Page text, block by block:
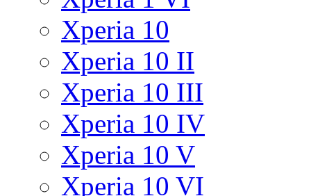
Xperia 10
Xperia 10 II
Xperia 10 III
Xperia 10 IV
Xperia 10 V
Xperia 10 VI